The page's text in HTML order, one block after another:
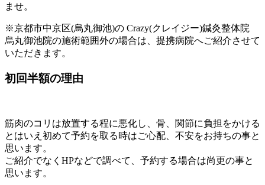
ませ。
※京都市中京区(烏丸御池)の Crazy(クレイジー)鍼灸整体院
烏丸御池院の施術範囲外の場合は、提携病院へご紹介させて
いただきます。
初回半額の理由
筋肉のコリは放置する程に悪化し、骨、関節に負担をかける
とはいえ初めて予約を取る時はご心配、不安をお持ちの事と
思います。
ご紹介でなく HPなどで調べて、予約する場合は尚更の事と
思います。